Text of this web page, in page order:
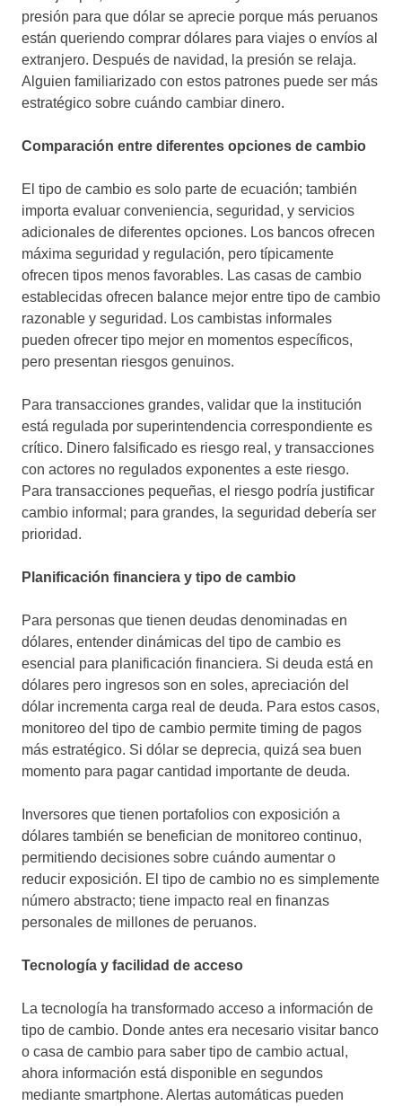
presión para que dólar se aprecie porque más peruanos
están queriendo comprar dólares para viajes o envíos al
extranjero. Después de navidad, la presión se relaja.
Alguien familiarizado con estos patrones puede ser más
estratégico sobre cuándo cambiar dinero.
Comparación entre diferentes opciones de cambio
El tipo de cambio es solo parte de ecuación; también
importa evaluar conveniencia, seguridad, y servicios
adicionales de diferentes opciones. Los bancos ofrecen
máxima seguridad y regulación, pero típicamente
ofrecen tipos menos favorables. Las casas de cambio
establecidas ofrecen balance mejor entre tipo de cambio
razonable y seguridad. Los cambistas informales
pueden ofrecer tipo mejor en momentos específicos,
pero presentan riesgos genuinos.
Para transacciones grandes, validar que la institución
está regulada por superintendencia correspondiente es
crítico. Dinero falsificado es riesgo real, y transacciones
con actores no regulados exponentes a este riesgo.
Para transacciones pequeñas, el riesgo podría justificar
cambio informal; para grandes, la seguridad debería ser
prioridad.
Planificación financiera y tipo de cambio
Para personas que tienen deudas denominadas en
dólares, entender dinámicas del tipo de cambio es
esencial para planificación financiera. Si deuda está en
dólares pero ingresos son en soles, apreciación del
dólar incrementa carga real de deuda. Para estos casos,
monitoreo del tipo de cambio permite timing de pagos
más estratégico. Si dólar se deprecia, quizá sea buen
momento para pagar cantidad importante de deuda.
Inversores que tienen portafolios con exposición a
dólares también se benefician de monitoreo continuo,
permitiendo decisiones sobre cuándo aumentar o
reducir exposición. El tipo de cambio no es simplemente
número abstracto; tiene impacto real en finanzas
personales de millones de peruanos.
Tecnología y facilidad de acceso
La tecnología ha transformado acceso a información de
tipo de cambio. Donde antes era necesario visitar banco
o casa de cambio para saber tipo de cambio actual,
ahora información está disponible en segundos
mediante smartphone. Alertas automáticas pueden